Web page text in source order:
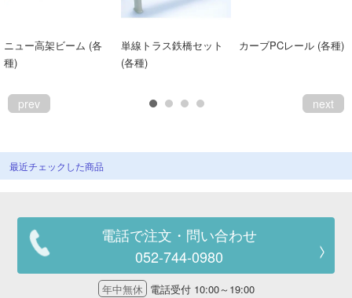
ニュー高架ビーム (各
種)
単線トラス鉄橋セット
(各種)
カーブPCレール (各種)
prev next
最近チェックした商品
電話で注文・問い合わせ
052-744-0980
年中無休 電話受付 10:00～19:00